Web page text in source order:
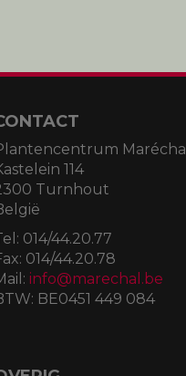
Maréchal
114
Turnhout
014/44.20.77
014/44.20.78
info@marechal.be
BE0451 449 084